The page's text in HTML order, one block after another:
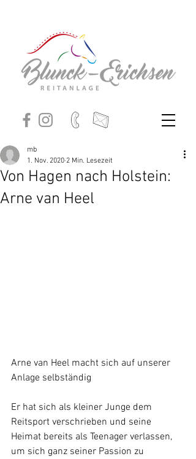
Von Hagen nach Holstein:
Arne van Heel
mb
1. Nov. 2020 2 Min. Lesezeit
Arne van Heel macht sich auf unserer
Anlage selbständig
Er hat sich als kleiner Junge dem
Reitsport verschrieben und seine
Heimat bereits als Teenager verlassen,
um sich ganz seiner Passion zu